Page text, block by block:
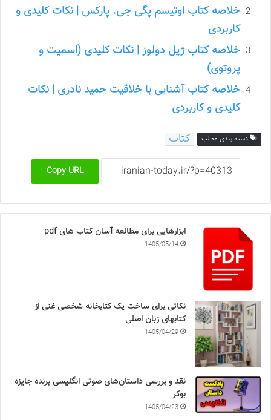
خلاصه کتاب اوتیسم پگی جی. پارکس | نکات کلیدی و
کاربردی
خلاصه کتاب ژیل دولوز | نکات کلیدی (اسمیت و
پروتوی)
خلاصه کتاب آشنایی با خلاقیت حمید نادری | نکات
کلیدی و کاربردی
دسته بندی مطلب کتاب
Copy URL
ابزارهایی برای مطالعه آسان کتاب های pdf
1405/05/14
نکاتی برای ساخت یک کتابخانه شخصی غنی از
کتابهای زبان اصلی
1405/04/29
نقد و بررسی داستان‌های صوتی انگلیسی برنده جایزه
بوکر
1405/04/23